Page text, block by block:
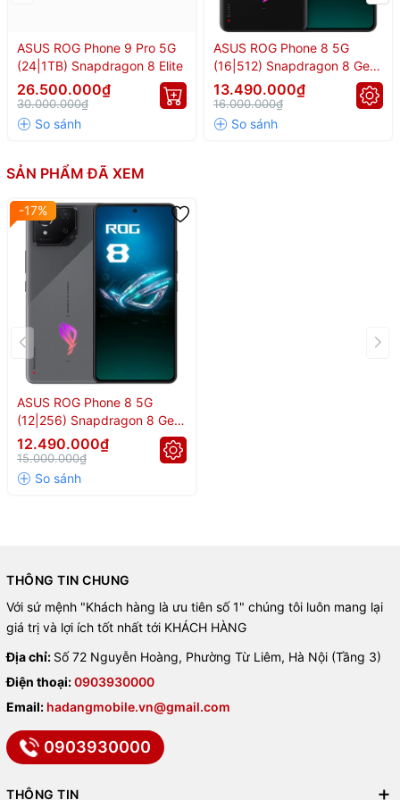
Asus ROG Phone 8 –
Gaming Phone "quái vật"
mẽ cả vềhiệu năng,màn hình,
cao cấp
, tiếp nối thành công của dòng ROG Phone 7.
ASUS ROG Phone 9 Pro 5G
(24|1TB) Snapdragon 8 Elite
26.500.000₫
30.000.000₫
ASUS ROG Phone 8 5G
(16|512) Snapdragon 8 Gen
3
13.490.000₫
16.000.000₫
SẢN PHẨM ĐÃ XEM
-17%
ASUS ROG Phone 8 5G
(12|256) Snapdragon 8 Gen
3
12.490.000₫
15.000.000₫
THÔNG TIN CHUNG
Với sứ mệnh "Khách hàng là ưu tiên số 1" chúng tôi luôn mang lại
giá trị và lợi ích tốt nhất tới KHÁCH HÀNG
Địa chỉ: Số 72 Nguyễn Hoàng, Phường Từ Liêm, Hà Nội (Tầng 3)
Điện thoại:0903930000
Email: hadangmobile.vn@gmail.com
0903930000
THÔNG TIN